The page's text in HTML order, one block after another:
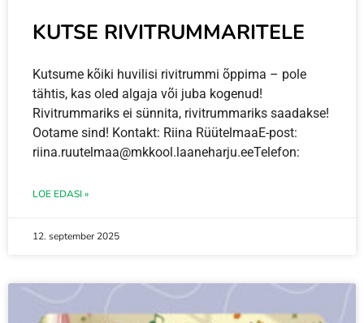
KUTSE RIVITRUMMARITELE
Kutsume kõiki huvilisi rivitrummi õppima – pole
tähtis, kas oled algaja või juba kogenud!
Rivitrummariks ei sünnita, rivitrummariks saadakse!
Ootame sind! Kontakt: Riina RüütelmaaE-post:
riina.ruutelmaa@mkkool.laaneharju.eeTelefon:
LOE EDASI »
12. september 2025